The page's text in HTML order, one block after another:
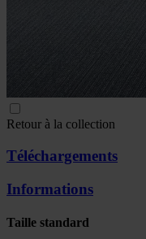
Retour à la collection
Téléchargements
Informations
Taille standard